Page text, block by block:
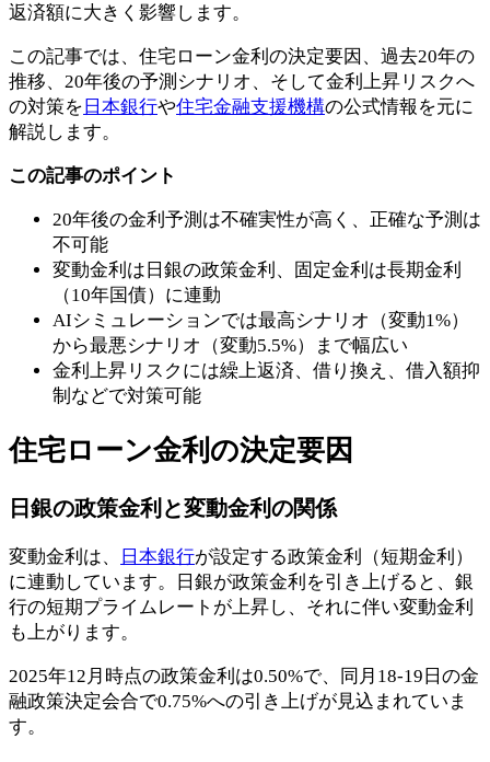
返済額に大きく影響します。
この記事では、住宅ローン金利の決定要因、過去20年の
推移、20年後の予測シナリオ、そして金利上昇リスクへ
の対策を 日本銀行や住宅金融支援機構の公式情報を元に
解説します。
この記事のポイント
20年後の金利予測は不確実性が高く、正確な予測は
不可能
変動金利は日銀の政策金利、固定金利は長期金利
（10年国債）に連動
AIシミュレーションでは最高シナリオ（変動1%）
から最悪シナリオ（変動5.5%）まで幅広い
金利上昇リスクには繰上返済、借り換え、借入額抑
制などで対策可能
住宅ローン金利の決定要因
日銀の政策金利と変動金利の関係
変動金利は、 日本銀行が設定する政策金利（短期金利）
に連動しています。日銀が政策金利を引き上げると、銀
行の短期プライムレートが上昇し、それに伴い変動金利
も上がります。
2025年12月時点の政策金利は0.50%で、同月18-19日の金
融政策決定会合で0.75%への引き上げが見込まれていま
す。